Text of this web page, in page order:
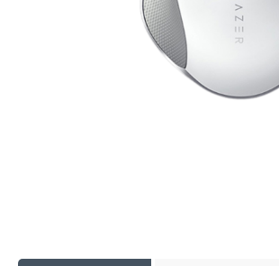
Рюкзаки, сумки